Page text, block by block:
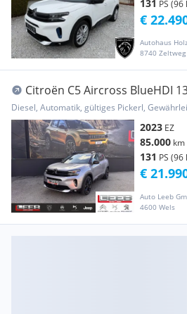
131 PS (96
Autohaus
8740 Zeltweg
€
Citroën C5 Aircross BlueHDI
Shine Pack
Diesel, Automatik, gültiges Pickerl,
2023 EZ
85.000 km
131 PS (96
Auto Leeb
4600 Wels
€